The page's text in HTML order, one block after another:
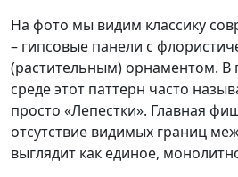
На фото мы видим классику
– гипсовые панели с
(растительным) орнаментом. В
среде этот паттерн часто
просто «Лепестки». Главная
отсутствие видимых границ
выглядит как единое,